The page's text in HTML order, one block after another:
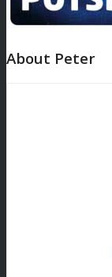
About Peter